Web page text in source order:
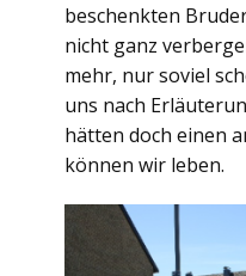
beschenkten
nicht ganz
mehr, nur soviel
uns nach
hätten doch einen
können wir leben.